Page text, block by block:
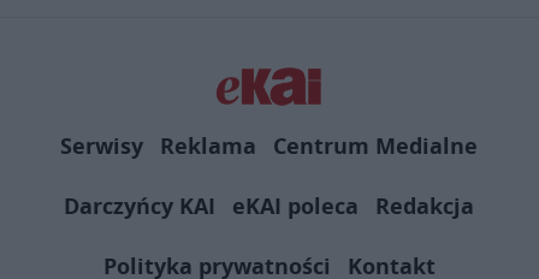
Serwisy Reklama
Centrum Medialne
Darczyńcy KAI
eKAI poleca
Redakcja
Polityka prywatności
Kontakt